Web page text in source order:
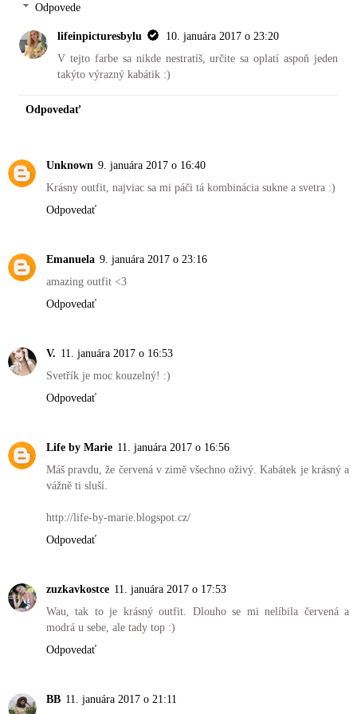
Odpovede
lifeinpicturesbylu
10. januára 2017 o 23:20
V tejto farbe sa nikde nestratíš, určite sa oplatí aspoň jeden
takýto výrazný kabátik :)
Odpovedať
Unknown 9. januára 2017 o 16:40
Krásny outfit, najviac sa mi páči tá kombinácia sukne a svetra :)
Odpovedať
Emanuela 9. januára 2017 o 23:16
amazing outfit <3
Odpovedať
V. 11. januára 2017 o 16:53
Svetřík je moc kouzelný! :)
Odpovedať
Life by Marie 11. januára 2017 o 16:56
Máš pravdu, že červená v zimě všechno oživý. Kabátek je krásný a
vážně ti sluší.
http://life-by-marie.blogspot.cz/
Odpovedať
zuzkavkostce 11. januára 2017 o 17:53
Wau, tak to je krásný outfit. Dlouho se mi nelíbila červená a
modrá u sebe, ale tady top :)
Odpovedať
BB 11. januára 2017 o 21:11